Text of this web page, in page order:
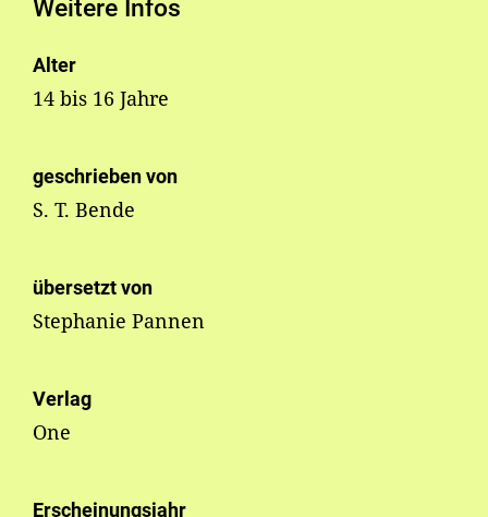
Weitere Infos
Alter
14 bis 16 Jahre
geschrieben von
S. T. Bende
übersetzt von
Stephanie Pannen
Verlag
One
Erscheinungsjahr